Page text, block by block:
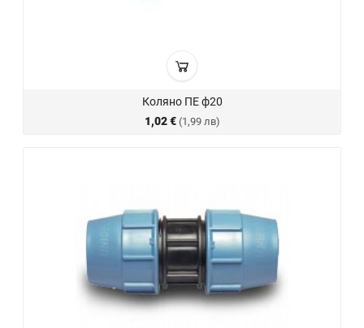
Коляно ПЕ ф20
1,02 € (1,99 лв)